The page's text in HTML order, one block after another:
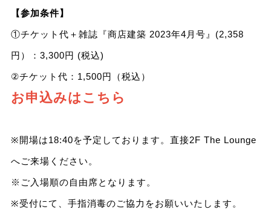
【参加条件】
①チケット代＋雑誌『商店建築 2023年4月号』(2,358
円）：3,300円 (税込)
②チケット代：1,500円（税込）
お申込みはこちら
※開場は18:40を予定しております。直接2F The Lounge
へご来場ください。
※ご入場順の自由席となります。
※受付にて、手指消毒のご協力をお願いいたします。